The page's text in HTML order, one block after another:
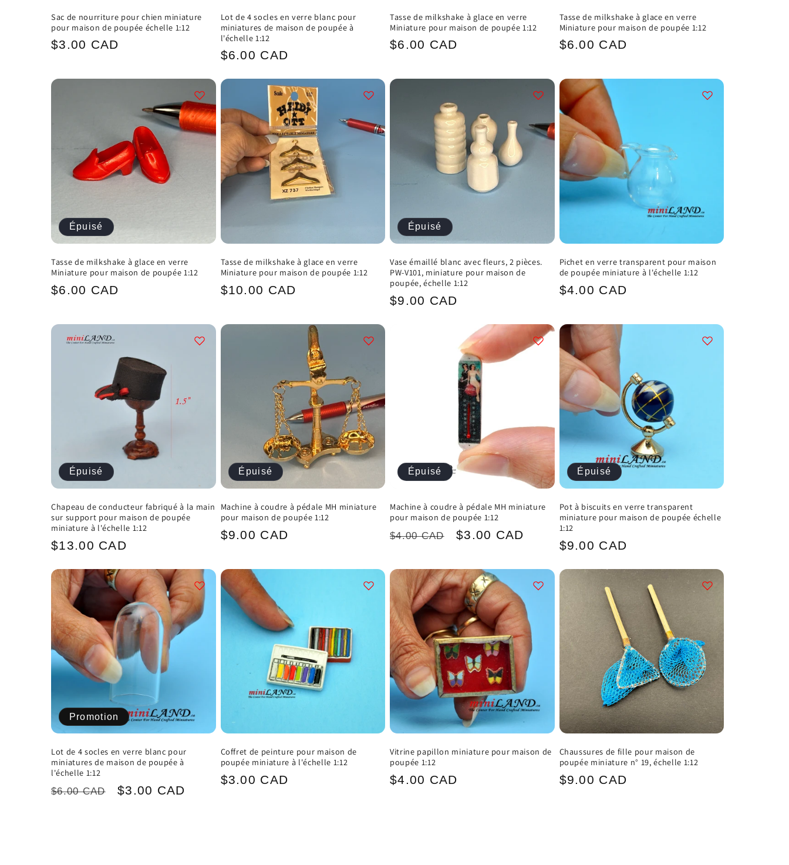
Sac de nourriture pour chien miniature
pour maison de poupée échelle 1:12
Prix
$3.00 CAD
Lot de 4 socles en verre blanc pour
miniatures de maison de poupée à
l'échelle 1:12
Prix
$6.00 CAD
Tasse de milkshake à glace en verre
Miniature pour maison de poupée 1:12
Prix
$6.00 CAD
Tasse de milkshake à glace en verre
Miniature pour maison de poupée 1:12
Prix
$6.00 CAD
Épuisé
Tasse de milkshake à glace en verre
Miniature pour maison de poupée 1:12
Prix
$6.00 CAD
Tasse de milkshake à glace en verre
Miniature pour maison de poupée 1:12
Prix
$10.00 CAD
Épuisé
Vase émaillé blanc avec fleurs, 2 pièces.
PW-V101, miniature pour maison de
poupée, échelle 1:12
Prix
$9.00 CAD
Pichet en verre transparent pour maison
de poupée miniature à l'échelle 1:12
Prix
$4.00 CAD
Épuisé
Chapeau de conducteur fabriqué à la main
sur support pour maison de poupée
miniature à l'échelle 1:12
Prix
$13.00 CAD
Épuisé
Machine à coudre à pédale MH miniature
pour maison de poupée 1:12
Prix
$9.00 CAD
Épuisé
Machine à coudre à pédale MH miniature
pour maison de poupée 1:12
Prix
$4.00 CAD
Prix
$3.00 CAD
Épuisé
Pot à biscuits en verre transparent
miniature pour maison de poupée échelle
1:12
Prix
$9.00 CAD
Promotion
Lot de 4 socles en verre blanc pour
miniatures de maison de poupée à
l'échelle 1:12
Prix
$6.00 CAD
Prix
$3.00 CAD
Coffret de peinture pour maison de
poupée miniature à l'échelle 1:12
Prix
$3.00 CAD
Vitrine papillon miniature pour maison de
poupée 1:12
Prix
$4.00 CAD
Chaussures de fille pour maison de
poupée miniature n° 19, échelle 1:12
Prix
$9.00 CAD